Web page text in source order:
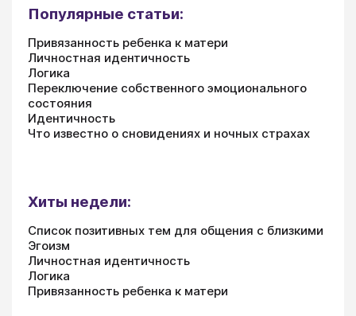
Популярные статьи:
Привязанность ребенка к матери
Личностная идентичность
Логика
Переключение собственного эмоционального
состояния
Идентичность
Что известно о сновидениях и ночных страхах
Хиты недели:
Список позитивных тем для общения с близкими
Эгоизм
Личностная идентичность
Логика
Привязанность ребенка к матери